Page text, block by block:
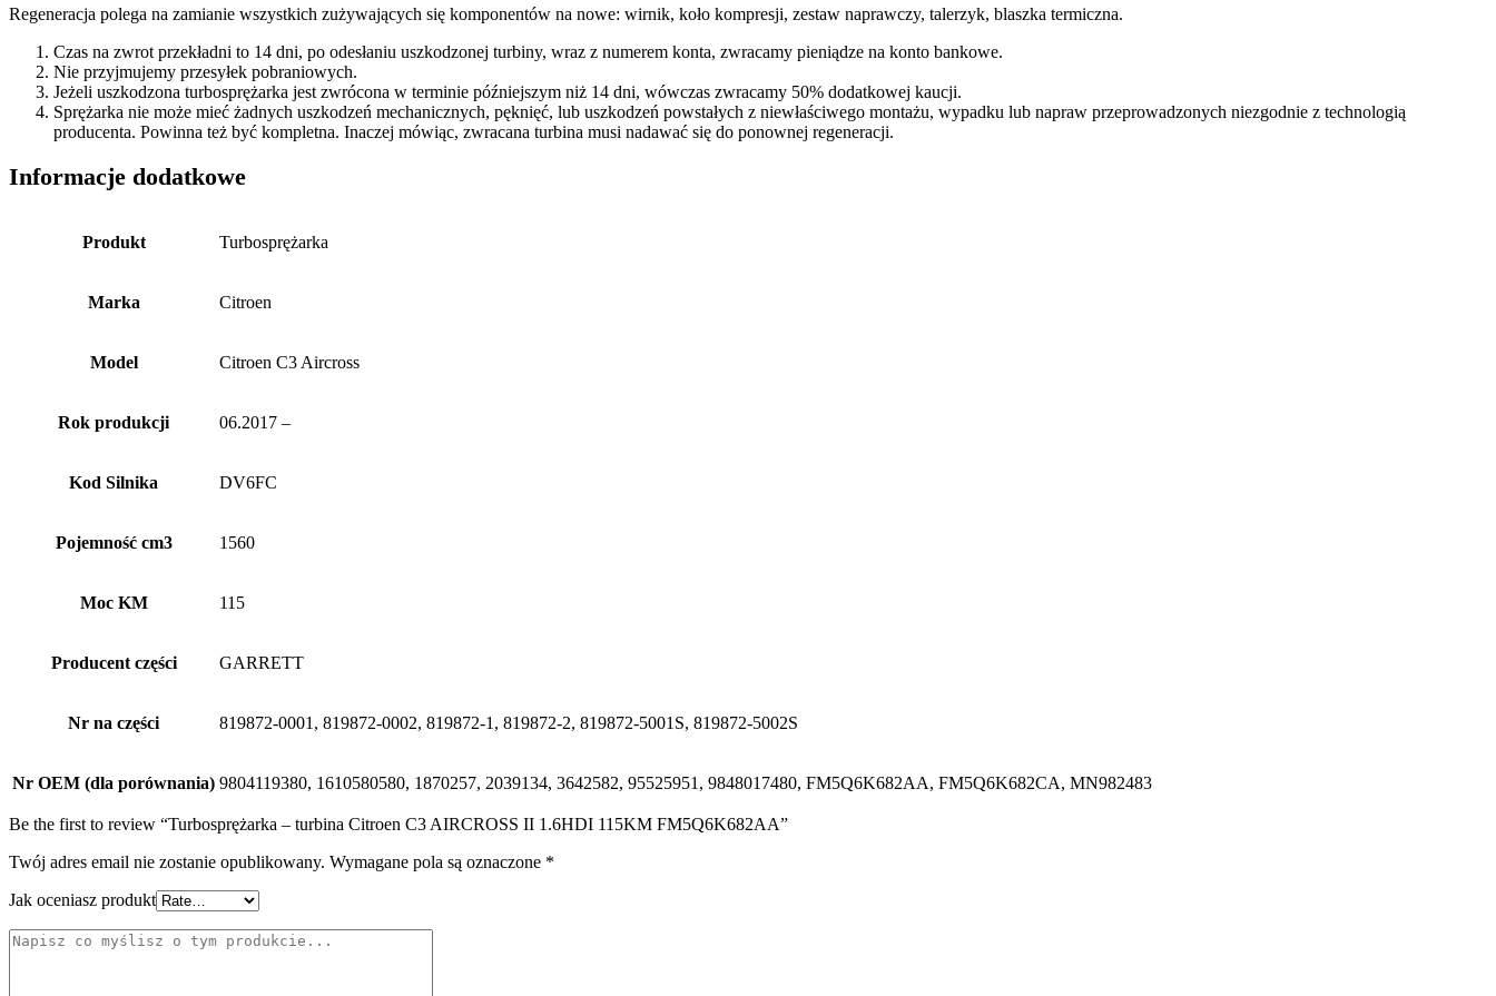
Regeneracja polega na zamianie wszystkich zużywających się komponentów na nowe: wirnik, koło kompresji, zestaw naprawczy, talerzyk, blaszka termiczna.
Czas na zwrot przekładni to 14 dni, po odesłaniu uszkodzonej turbiny, wraz z numerem konta, zwracamy pieniądze na konto bankowe.
Nie przyjmujemy przesyłek pobraniowych.
Jeżeli uszkodzona turbosprężarka jest zwrócona w terminie późniejszym niż 14 dni, wówczas zwracamy 50% dodatkowej kaucji.
Sprężarka nie może mieć żadnych uszkodzeń mechanicznych, pęknięć, lub uszkodzeń powstałych z niewłaściwego montażu, wypadku lub napraw przeprowadzonych niezgodnie z technologią
producenta. Powinna też być kompletna. Inaczej mówiąc, zwracana turbina musi nadawać się do ponownej regeneracji.
Informacje dodatkowe
Produkt Turbosprężarka
Marka Citroen
Model Citroen C3 Aircross
Rok produkcji 06.2017 –
Kod Silnika DV6FC
Pojemność cm3 1560
Moc KM 115
Producent części GARRETT
Nr na części 819872-0001, 819872-0002, 819872-1, 819872-2, 819872-5001S, 819872-5002S
Nr OEM (dla porównania) 9804119380, 1610580580, 1870257, 2039134, 3642582, 95525951, 9848017480, FM5Q6K682AA, FM5Q6K682CA, MN982483
Be the first to review “Turbosprężarka – turbina Citroen C3 AIRCROSS II 1.6HDI 115KM FM5Q6K682AA”
Twój adres email nie zostanie opublikowany. Wymagane pola są oznaczone *
Jak oceniasz produkt